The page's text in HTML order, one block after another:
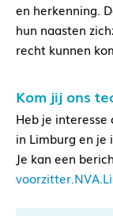
en herkenning.
hun naasten
recht kunnen
Kom jij ons
Heb je
in Limburg en je
Je kan een